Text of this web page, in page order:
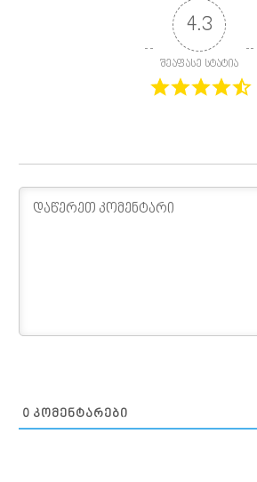
4.3
შეაფასე სტატია
0 ᲙᲝᲛᲔᲜᲢᲐᲠᲔᲑᲘ